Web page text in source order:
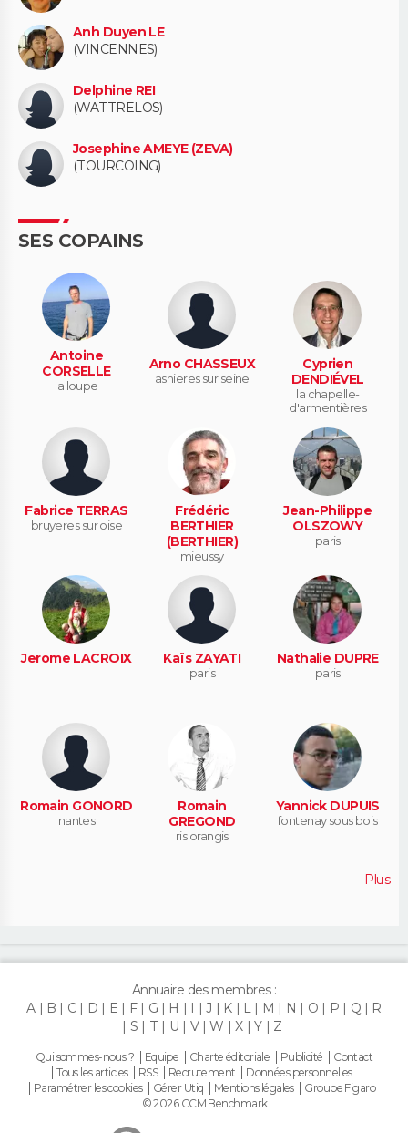
Anh Duyen LE
(VINCENNES)
Delphine REI
(WATTRELOS)
Josephine AMEYE (ZEVA)
(TOURCOING)
SES COPAINS
Antoine
CORSELLE
la loupe
Arno CHASSEUX
asnieres sur seine
Cyprien
DENDIÉVEL
la chapelle-
d'armentières
Fabrice TERRAS
bruyeres sur oise
Frédéric
BERTHIER
(BERTHIER)
mieussy
Jean-Philippe
OLSZOWY
paris
Jerome LACROIX Kaïs ZAYATI
paris
Nathalie DUPRE
paris
Romain GONORD
nantes
Romain
GREGOND
ris orangis
Yannick DUPUIS
fontenay sous bois
Plus
Annuaire des membres :
A
B C D E F G H J K L M N O P Q
R
S
T U V W X Y Z
Qui sommes-nous ? Equipe Charte éditoriale Publicité
Contact
Tous les articles
RSS Recrutement
Données personnelles
Paramétrer les cookies
Gérer Utiq Mentions légales
Groupe Figaro
© 2026 CCM Benchmark